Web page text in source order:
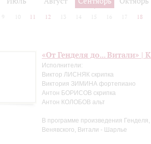
9 10 11 12 13 14 15 16 17 18
«От Генделя до... Витали»
Исполнители:
Виктор ЛИСНЯК скрипка
Виктория ЗИМИНА фортепиано
Антон БОРИСОВ скрипка
Антон КОЛОБОВ альт
В программе произведения
Венявского, Витали - Шарлье